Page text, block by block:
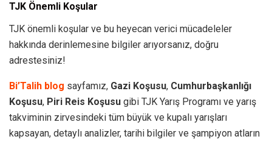
TJK Önemli Koşular
TJK önemli koşular ve bu heyecan verici mücadeleler
hakkında derinlemesine bilgiler arıyorsanız, doğru
adrestesiniz!
Bi’Talih blog sayfamız, Gazi Koşusu, Cumhurbaşkanlığı
Koşusu, Piri Reis Koşusu gibi TJK Yarış Programı ve yarış
takviminin zirvesindeki tüm büyük ve kupalı yarışları
kapsayan, detaylı analizler, tarihi bilgiler ve şampiyon atların